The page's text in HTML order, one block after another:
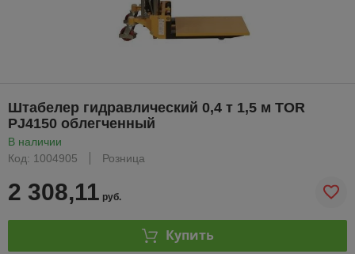
Штабелер гидравлический 0,4 т 1,5 м TOR
PJ4150 облегченный
В наличии
Код: 1004905
Розница
2 308,11 руб.
Купить